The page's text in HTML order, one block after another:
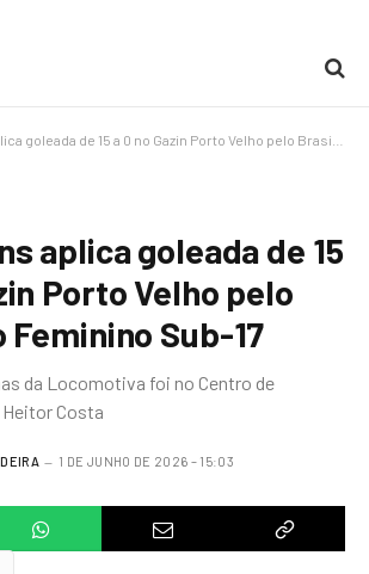
de 15 a 0 no Gazin Porto Velho pelo Brasileiro Feminino Sub-17
aplica goleada de 15
Porto Velho pelo
Sub-17
da Locomotiva foi no Centro de
Costa
1 DE JUNHO DE 2026 – 15:03